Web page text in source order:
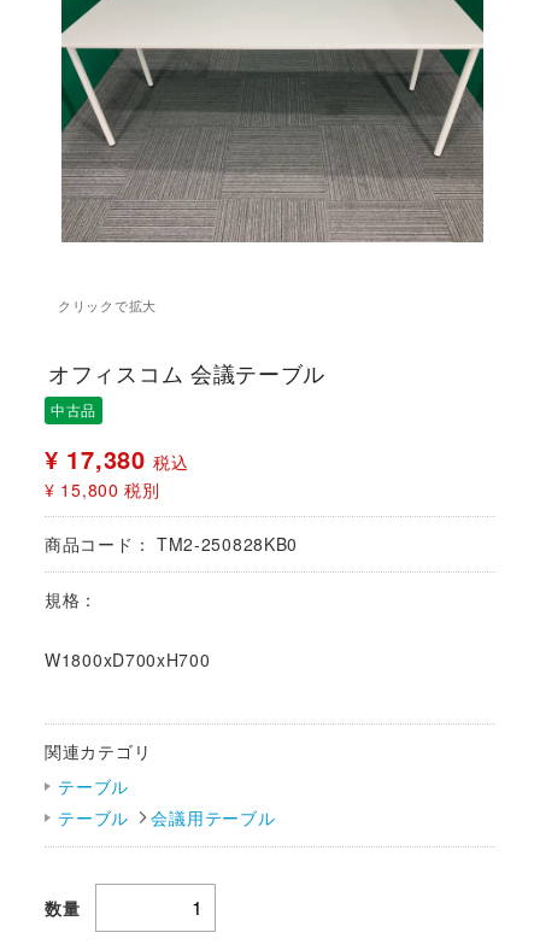
オフィスコム 会議テーブル
中古品
¥ 17,380 税込
¥ 15,800 税別
商品コード： TM2-250828KB0
規格：
W1800xD700xH700
関連カテゴリ
テーブル
テーブル
会議用テーブル
数量